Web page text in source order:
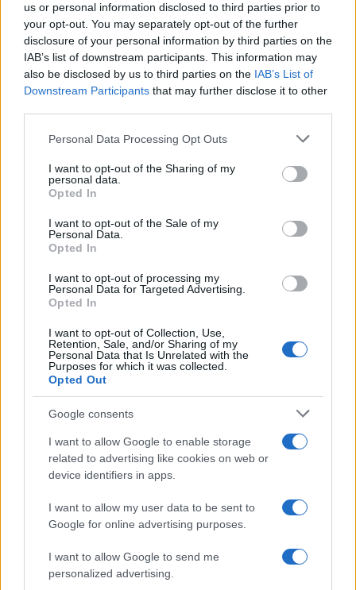
us or personal information disclosed to third parties prior to
your opt-out. You may separately opt-out of the further
disclosure of your personal information by third parties on the
IAB’s list of downstream participants. This information may
also be disclosed by us to third parties on the IAB’s List of
Downstream Participants that may further disclose it to other
Please note that this website/app uses one or more Google
not limited to your visit or usage behaviour. You may click to
grant or deny consent to Google and its third-party tags to
use your data for below specified purposes in below Google
consent section.
Personal Data Processing Opt Outs
I want to opt-out of the Sharing of my
personal data.
Opted In
I want to opt-out of the Sale of my
Personal Data.
Opted In
I want to opt-out of processing my
Personal Data for Targeted Advertising.
Opted In
I want to opt-out of Collection, Use,
Retention, Sale, and/or Sharing of my
Personal Data that Is Unrelated with the
Purposes for which it was collected.
Opted Out
Google consents
I want to allow Google to enable storage
related to advertising like cookies on web or
device identifiers in apps.
I want to allow my user data to be sent to
Google for online advertising purposes.
I want to allow Google to send me
personalized advertising.
Χρηματοδότηση 8 εκατ.
ευρώ σε 843 μέσα
ενημέρωσης- Ξεκίνησε το
πενταετές πρόγραμμα
ενίσχυσης του Τύπου
Media: Με ενίσχυση 8 εκατ.
ευρώ σε 451 επιχειρήσεις
ξεκίνησε το πρόγραμμα
στήριξης- Κάλυψη
εισφορών ΕΔΟΕΑΠ
IAB Hellas: Νέα Διοικούσα Επιτροπή και νέο Διοικητικό
Συμβούλιο - Πρόεδρος ο Γαληνός Γιαγλής
στόχο την κορυφή της
αποδοτικότητας
δολάρια στην KG Mobility
Ουκρανία: Με Μίχαϊλιουκ
και Λεν κόντρα στην Ελλάδα